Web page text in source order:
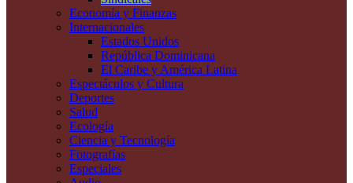
Economía y Finanzas
Internacionales
Estados Unidos
República Dominicana
El Caribe y América Latina
Espectáculos y Cultura
Deportes
Salud
Ecología
Ciencia y Tecnología
Fotografías
Especiales